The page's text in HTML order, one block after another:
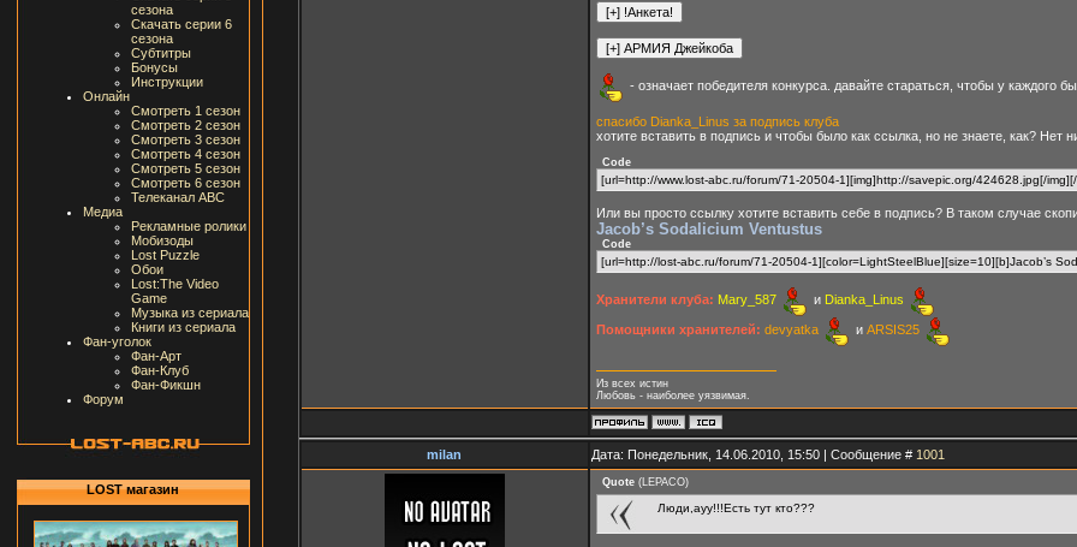
сезона
Скачать серии 6
сезона
Субтитры
Бонусы
Инструкции
Онлайн
Смотреть 1 сезон
Смотреть 2 сезон
Смотреть 3 сезон
Смотреть 4 сезон
Смотреть 5 сезон
Смотреть 6 сезон
Телеканал ABC
Медиа
Рекламные ролики
Мобизоды
Lost Puzzle
Обои
Lost:The Video
Game
Музыка из сериала
Книги из сериала
Фан-уголок
Фан-Арт
Фан-Клуб
Фан-Фикшн
Форум
LOST магазин
- означает победителя конкурса. давайте стараться, чтобы у каждого
спасибо Dianka_Linus за подпись клуба
хотите вставить в подпись и чтобы было как ссылка, но не знаете, как? Нет
Code
[url=http://www.lost-abc.ru/forum/71-20504-1][img]http://savepic.org/424628.jpg[/
Или вы просто ссылку хотите вставить себе в подпись? В таком случае
Jacob’s Sodalicium Ventustus
Code
[url=http://lost-abc.ru/forum/71-20504-1][color=LightSteelBlue][size=10][b]Jacob’s
Хранители клуба: Mary_587 и Dianka_Linus
Помощники хранителей: devyatka и ARSIS25
Из всех истин
Любовь - наиболее уязвимая.
milan Дата: Понедельник, 14.06.2010, 15:50 | Сообщение # 1001
Quote(LEPACO)
Люди,ауу!!!Есть тут кто???